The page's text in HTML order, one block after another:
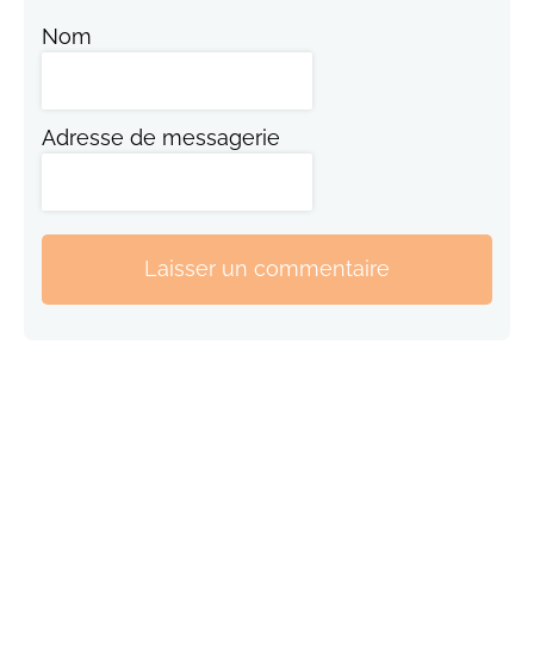
Nom
Adresse de messagerie
Laisser un commentaire